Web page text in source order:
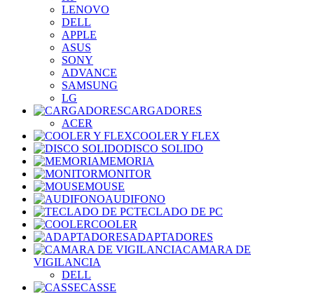
LENOVO
DELL
APPLE
ASUS
SONY
ADVANCE
SAMSUNG
LG
CARGADORES
ACER
COOLER Y FLEX
DISCO SOLIDO
MEMORIA
MONITOR
MOUSE
AUDIFONO
TECLADO DE PC
COOLER
ADAPTADORES
CAMARA DE
VIGILANCIA
DELL
CASSE